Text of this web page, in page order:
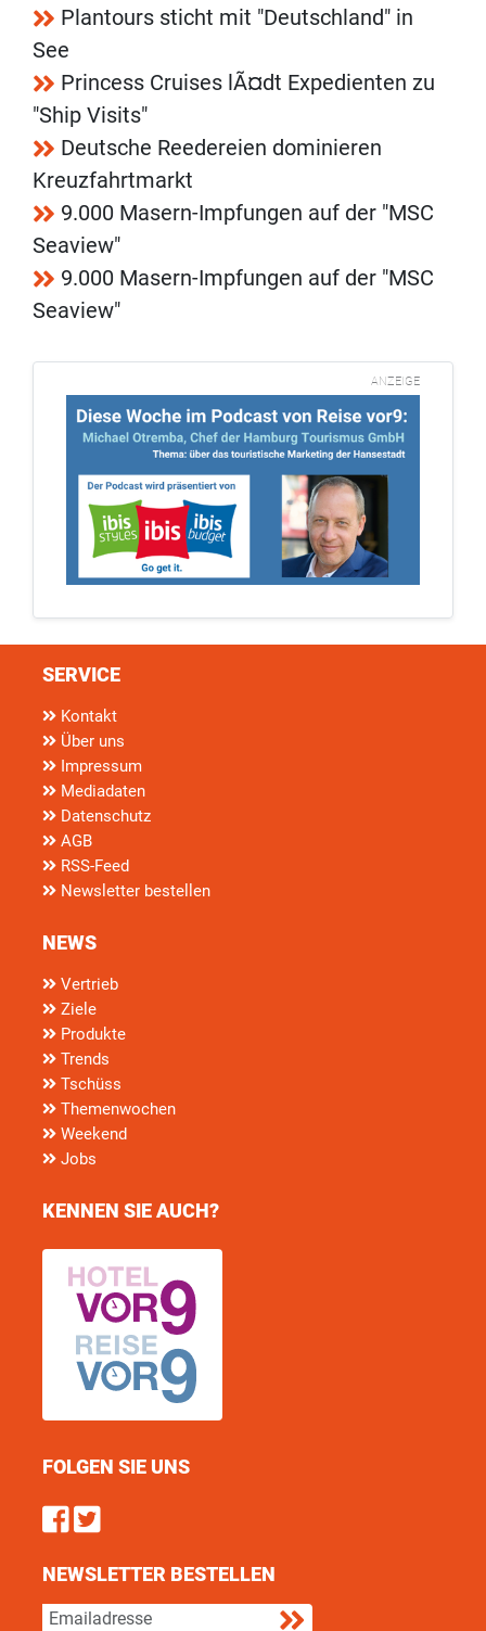
Plantours sticht mit "Deutschland" in
See
Princess Cruises lÃ¤dt Expedienten zu
"Ship Visits"
Deutsche Reedereien dominieren
Kreuzfahrtmarkt
9.000 Masern-Impfungen auf der "MSC
Seaview"
9.000 Masern-Impfungen auf der "MSC
Seaview"
ANZEIGE
SERVICE
Kontakt
Über uns
Impressum
Mediadaten
Datenschutz
AGB
RSS-Feed
Newsletter bestellen
NEWS
Vertrieb
Ziele
Produkte
Trends
Tschüss
Themenwochen
Weekend
Jobs
KENNEN SIE AUCH?
FOLGEN SIE UNS
Find us on Facebook
Follow us on Twitter
NEWSLETTER BESTELLEN